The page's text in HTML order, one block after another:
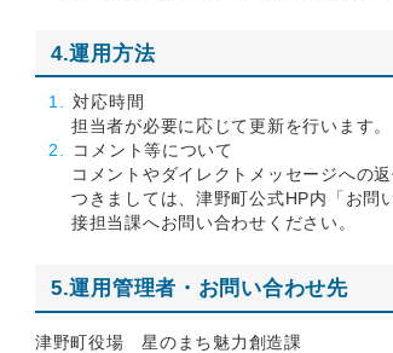
4.運用方法
対応時間
担当者が必要に応じて更新を行います。
コメント等について
コメントやダイレクトメッセージへの
つきましては、津野町公式HP内「お問
接担当課へお問い合わせください。
5.運用管理者・お問い合わせ先
津野町役場 星のまち魅力創造課